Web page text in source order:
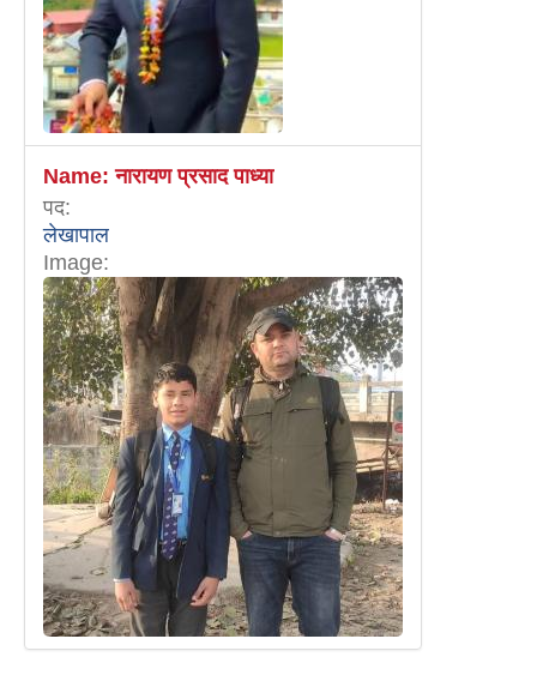
Name:नारायण प्रसाद पाध्या
पद:
लेखापाल
Image: